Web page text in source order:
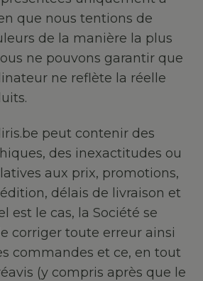
que nous tentions de
de la manière la plus
ne pouvons garantir que
ne reflète la réelle
peut contenir des
des inexactitudes ou
aux prix, promotions,
délais de livraison et
est le cas, la Société se
corriger toute erreur ainsi
commandes et ce, en tout
(y compris après que le